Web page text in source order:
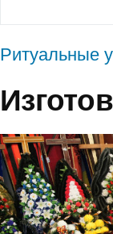
Ритуальные